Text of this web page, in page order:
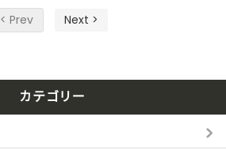
< Prev Next >
カテゴリー